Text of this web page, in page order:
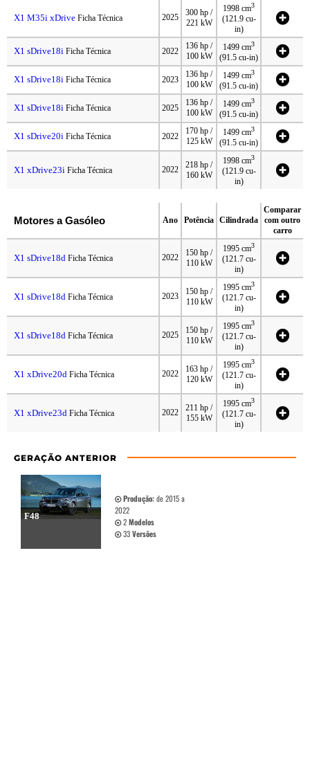
X1 M35i xDrive Ficha Técnica 2025
300 hp /
221 kW
1998 cm3
(121.9 cu-
in)
X1 sDrive18i Ficha Técnica 2022
136 hp /
100 kW
1499 cm3
(91.5 cu-in)
X1 sDrive18i Ficha Técnica 2023
136 hp /
100 kW
1499 cm3
(91.5 cu-in)
X1 sDrive18i Ficha Técnica 2025
136 hp /
100 kW
1499 cm3
(91.5 cu-in)
X1 sDrive20i Ficha Técnica 2022
170 hp /
125 kW
1499 cm3
(91.5 cu-in)
X1 xDrive23i Ficha Técnica 2022
218 hp /
160 kW
1998 cm3
(121.9 cu-
in)
Motores a Gasóleo Ano Potência Cilindrada
Comparar
com outro
carro
X1 sDrive18d Ficha Técnica 2022
150 hp /
110 kW
1995 cm3
(121.7 cu-
in)
X1 sDrive18d Ficha Técnica 2023
150 hp /
110 kW
1995 cm3
(121.7 cu-
in)
X1 sDrive18d Ficha Técnica 2025
150 hp /
110 kW
1995 cm3
(121.7 cu-
in)
X1 xDrive20d Ficha Técnica 2022
163 hp /
120 kW
1995 cm3
(121.7 cu-
in)
X1 xDrive23d Ficha Técnica 2022
211 hp /
155 kW
1995 cm3
(121.7 cu-
in)
GERAÇÃO ANTERIOR
F48
Produção:de 2015 a
2022
2Modelos
33Versões